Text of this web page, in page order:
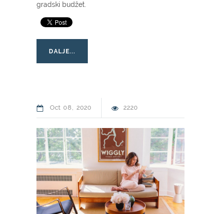
gradski budžet.
DALJE...
Oct 08 2020 2220